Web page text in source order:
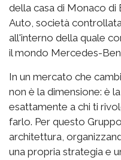
della casa di Monaco di
Auto, società controllata
all'interno della quale
il mondo Mercedes-
In un mercato che
non è la dimensione: è
esattamente a chi ti
farlo. Per questo
architettura,
una propria strategia e